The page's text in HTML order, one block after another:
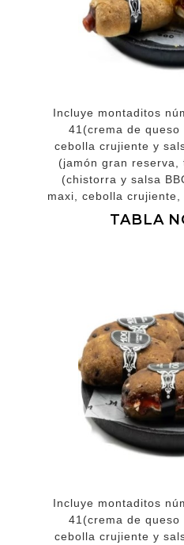
Incluye montaditos
41(crema de
cebolla crujiente y
(jamón gran reserva,
(chistorra y salsa
maxi, cebolla
TABLA
Incluye montaditos
41(crema de queso
cebolla crujiente y